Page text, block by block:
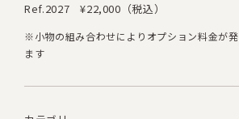
Ref.2027
¥22,000（税込）
※小物の組み合わせによりオプション料金が
ます